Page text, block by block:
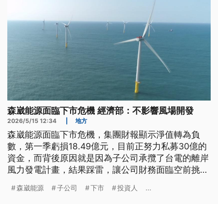
森崴能源面臨下市危機 經濟部：不影響風場開發
2026/5/15 12:34 地方
森崴能源面臨下市危機，集團財報顯示淨值轉為負
數，第一季虧損18.49億元，目前正努力私募30億的
資金，而背後原因就是因為子公司承攬了台電的離岸
風力發電計畫，結果踩雷，讓公司財務面臨空前挑
鑫表示，個別公司財務問題對整體風場開發沒有影
森崴能源 子公司 下市 投資人 ...